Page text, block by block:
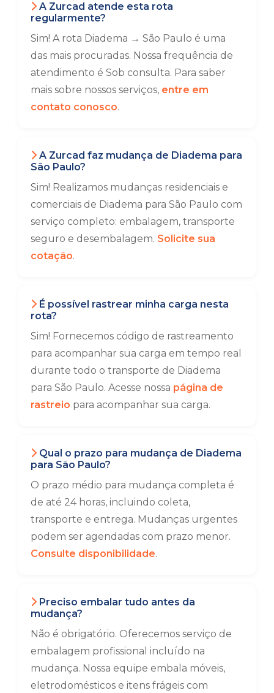
A Zurcad atende esta rota
regularmente?
Sim! A rota Diadema → São Paulo é uma
das mais procuradas. Nossa frequência de
atendimento é Sob consulta. Para saber
mais sobre nossos serviços, entre em
contato conosco.
A Zurcad faz mudança de Diadema para
São Paulo?
Sim! Realizamos mudanças residenciais e
comerciais de Diadema para São Paulo com
serviço completo: embalagem, transporte
seguro e desembalagem. Solicite sua
cotação.
É possível rastrear minha carga nesta
rota?
Sim! Fornecemos código de rastreamento
para acompanhar sua carga em tempo real
durante todo o transporte de Diadema
para São Paulo. Acesse nossa página de
rastreio para acompanhar sua carga.
Qual o prazo para mudança de Diadema
para São Paulo?
O prazo médio para mudança completa é
de até 24 horas, incluindo coleta,
transporte e entrega. Mudanças urgentes
podem ser agendadas com prazo menor.
Consulte disponibilidade.
Preciso embalar tudo antes da
mudança?
Não é obrigatório. Oferecemos serviço de
embalagem profissional incluído na
mudança. Nossa equipe embala móveis,
eletrodomésticos e itens frágeis com